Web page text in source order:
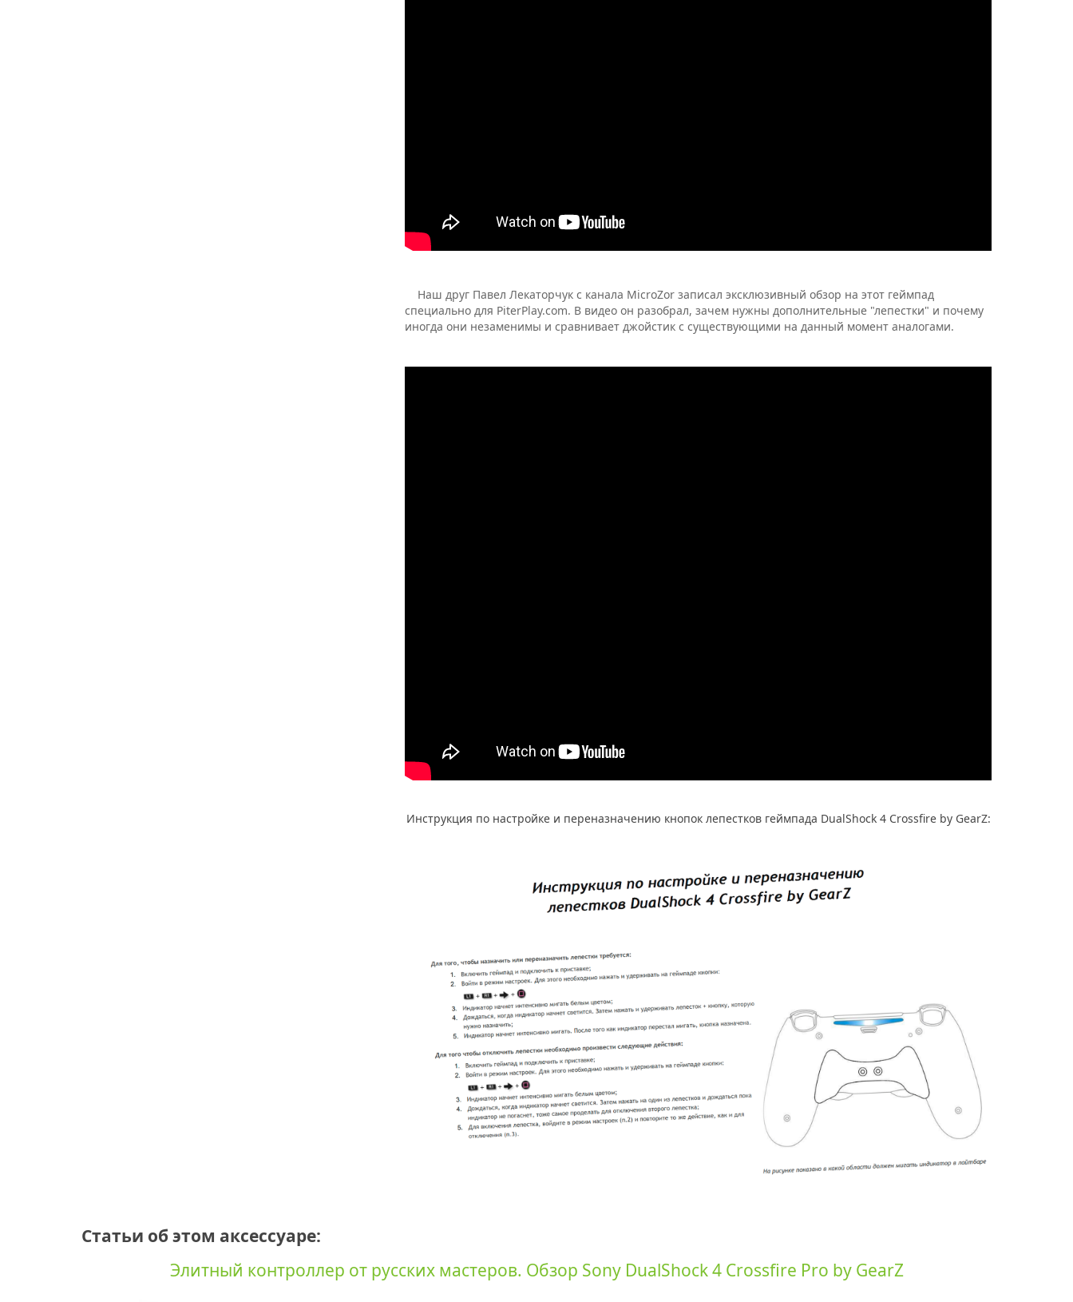
Наш друг Павел Лекаторчук с канала MicroZor записал эксклюзивный обзор на этот геймпад
специально для PiterPlay.com. В видео он разобрал, зачем нужны дополнительные "лепестки" и почему
иногда они незаменимы и сравнивает джойстик с существующими на данный момент аналогами.
Инструкция по настройке и переназначению кнопок лепестков геймпада DualShock 4 Crossfire by GearZ:
Статьи об этом аксессуаре:
Элитный контроллер от русских мастеров. Обзор Sony DualShock 4 Crossfire Pro by GearZ